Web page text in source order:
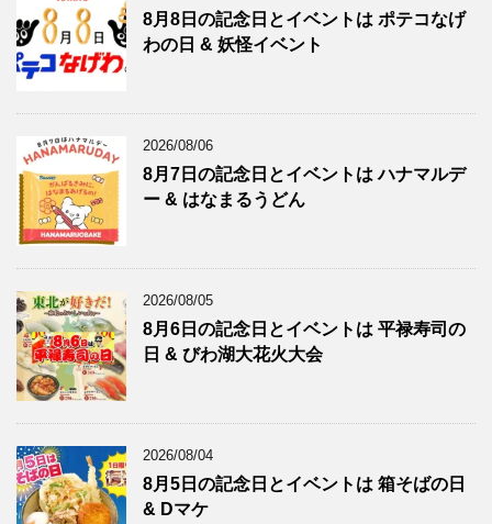
8月8日の記念日とイベントは ポテコなげ
わの日 & 妖怪イベント
2026/08/06
8月7日の記念日とイベントは ハナマルデ
ー & はなまるうどん
2026/08/05
8月6日の記念日とイベントは 平禄寿司の
日 & びわ湖大花火大会
2026/08/04
8月5日の記念日とイベントは 箱そばの日
& Dマケ